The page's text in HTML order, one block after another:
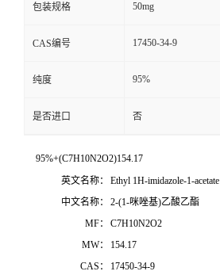
包装规格 50mg
CAS编号 17450-34-9
纯度 95%
是否进口 否
95%+(C7H10N2O2)154.17
英文名称：
Ethyl 1H-imidazole-1-acetate
中文名称：
2-(1-咪唑基)乙酸乙酯
MF：
C7H10N2O2
MW：
154.17
CAS：
17450-34-9